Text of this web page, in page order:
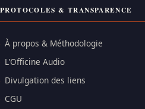
PROTOCOLES & TRANSPARENCE
À propos & Méthodologie
L'Officine Audio
Divulgation des liens
CGU